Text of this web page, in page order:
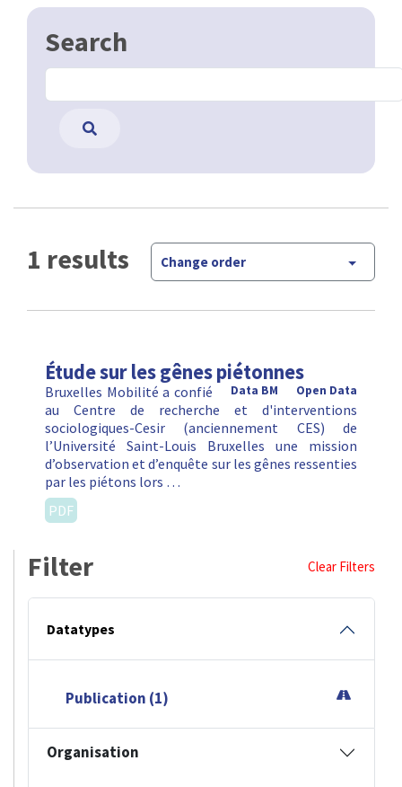
Search
1 results Change order
Étude sur les gênes piétonnes
Open Data
Data BM
Bruxelles Mobilité a confié
au Centre de recherche et d'interventions
sociologiques-Cesir (anciennement CES) de
l’Université Saint-Louis Bruxelles une mission
d’observation et d’enquête sur les gênes ressenties
par les piétons lors …
PDF
Filter Clear Filters
Datatypes
Publication (1)
Organisation